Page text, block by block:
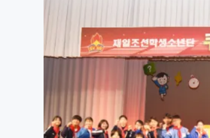
アート・写真
テクノロジー・ガジェ
映像・映画
ビジネス・起業